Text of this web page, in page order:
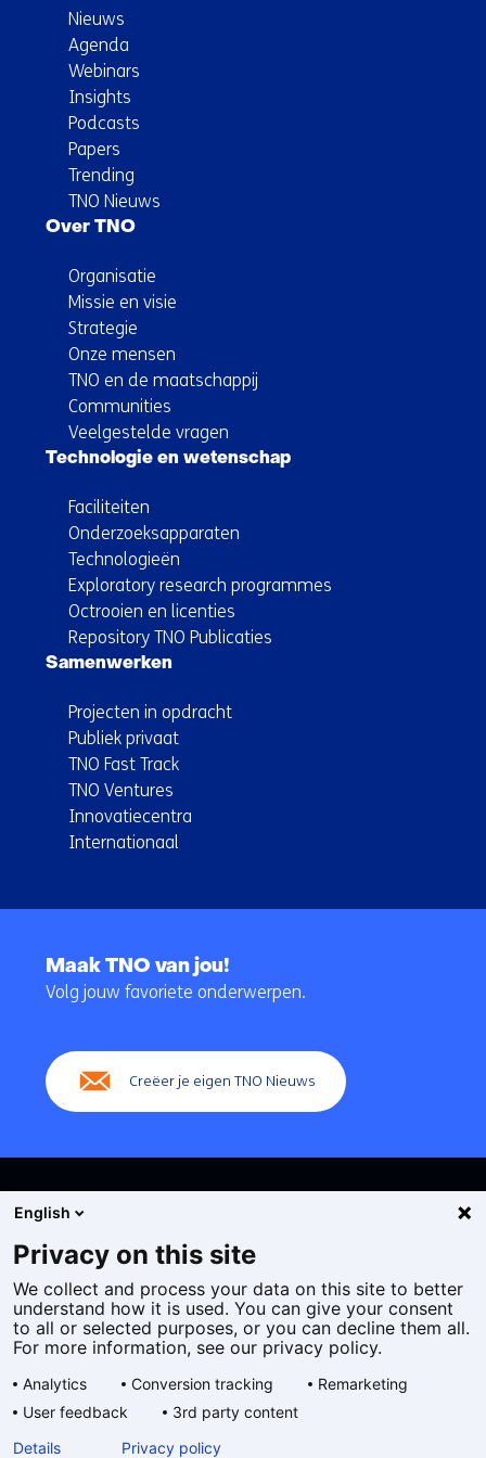
Nieuws
Agenda
Webinars
Insights
Podcasts
Papers
Trending
TNO Nieuws
Over TNO
Organisatie
Missie en visie
Strategie
Onze mensen
TNO en de maatschappij
Communities
Veelgestelde vragen
Technologie en wetenschap
Faciliteiten
Onderzoeksapparaten
Technologieën
Exploratory research programmes
Octrooien en licenties
Repository TNO Publicaties
Samenwerken
Projecten in opdracht
Publiek privaat
TNO Fast Track
TNO Ventures
Innovatiecentra
Internationaal
navigatie
Maak TNO van jou!
Volg jouw favoriete onderwerpen.
Creëer je eigen TNO Nieuws
Cookies
Privacy statement
Toegankelijkheid
Algemene voorwaarden
taal:
English
Privacy on this site
We collect and process your data on this site to better
understand how it is used. You can give your consent
to all or selected purposes, or you can decline them all.
For more information, see our privacy policy.
Analytics Conversion tracking
Remarketing
User feedback
3rd party content
Details
Privacy policy